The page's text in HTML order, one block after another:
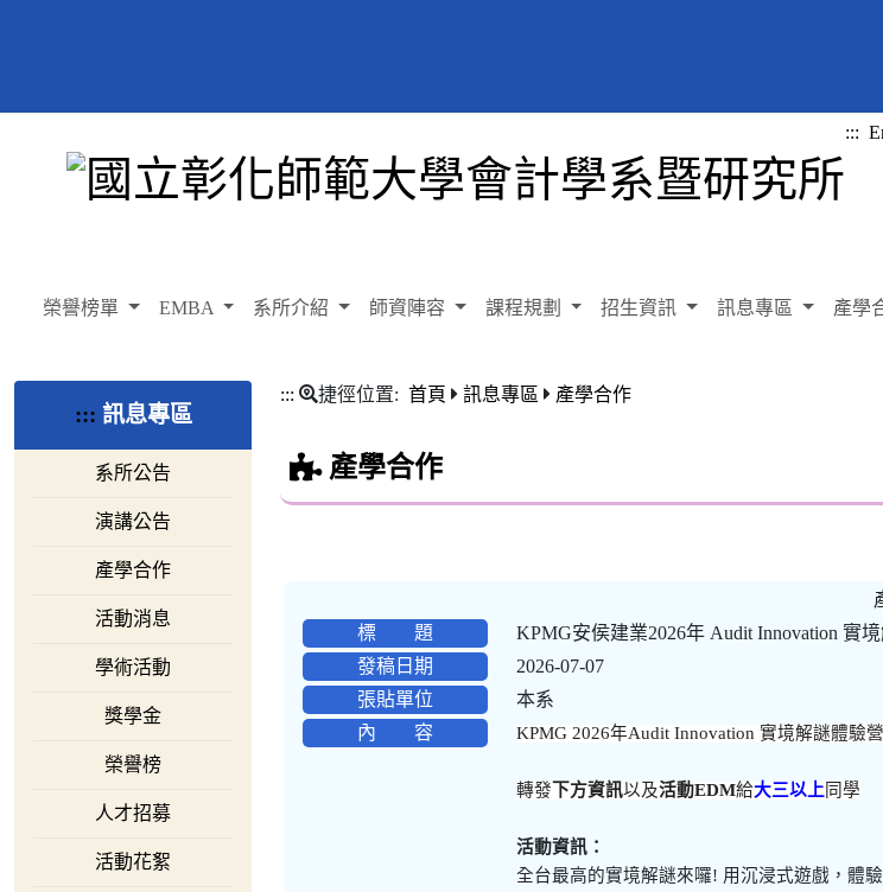
:::
榮譽榜單 EMBA 系所介紹 師資陣容 課程規劃 招生資訊 訊息專區 產學
::: 訊息專區
系所公告
演講公告
產學合作
活動消息
學術活動
獎學金
榮譽榜
人才招募
活動花絮
::: 捷徑位置: 首頁 訊息專區 產學合作
產學合作
標 題
KPMG安侯建業2026年 Audit Innovation 實
發稿日期
2026-07-07
張貼單位
本系
內 容
KPMG 2026年Audit Innovation 實境解謎體驗營
轉發下方資訊以及活動EDM給大三以上同學
活動資訊：
全台最高的實境解謎來囉! 用沉浸式遊戲，體